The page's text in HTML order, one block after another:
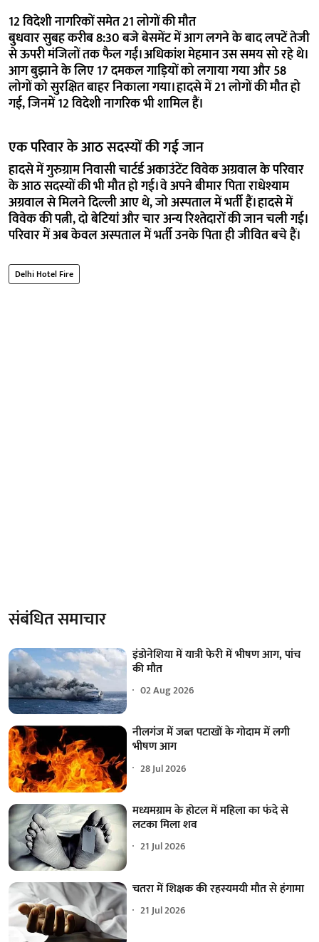
12 विदेशी नागरिकों समेत 21 लोगों की मौत
बुधवार सुबह करीब 8:30 बजे बेसमेंट में आग लगने के बाद लपटें तेजी
से ऊपरी मंजिलों तक फैल गईं। अधिकांश मेहमान उस समय सो रहे थे।
आग बुझाने के लिए 17 दमकल गाड़ियों को लगाया गया और 58
लोगों को सुरक्षित बाहर निकाला गया। हादसे में 21 लोगों की मौत हो
गई, जिनमें 12 विदेशी नागरिक भी शामिल हैं।
एक परिवार के आठ सदस्यों की गई जान
हादसे में गुरुग्राम निवासी चार्टर्ड अकाउंटेंट विवेक अग्रवाल के परिवार
के आठ सदस्यों की भी मौत हो गई। वे अपने बीमार पिता राधेश्याम
अग्रवाल से मिलने दिल्ली आए थे, जो अस्पताल में भर्ती हैं। हादसे में
विवेक की पत्नी, दो बेटियां और चार अन्य रिश्तेदारों की जान चली गई।
परिवार में अब केवल अस्पताल में भर्ती उनके पिता ही जीवित बचे हैं।
Delhi Hotel Fire
संबंधित समाचार
इंडोनेशिया में यात्री फेरी में भीषण आग, पांच
की मौत
02 Aug 2026
नीलगंज में जब्त पटाखों के गोदाम में लगी
भीषण आग
28 Jul 2026
मध्यमग्राम के होटल में महिला का फंदे से
लटका मिला शव
21 Jul 2026
चतरा में शिक्षक की रहस्यमयी मौत से हंगामा
21 Jul 2026